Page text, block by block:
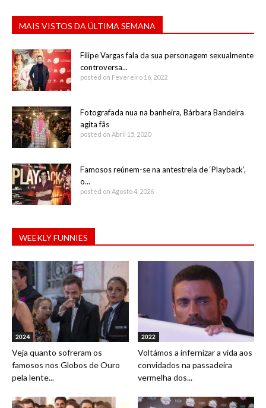
MAIS VISTOS DA ÚLTIMA SEMANA
Filipe Vargas fala da sua personagem sexualmente
controversa...
posted on Fevereiro 16, 2022
Fotografada nua na banheira, Bárbara Bandeira
agita fãs
posted on Abril 15, 2020
Famosos reúnem-se na antestreia de ‘Playback’,
o...
posted on Agosto 4, 2026
WEEKLY FUNNIES
2024
Veja quanto sofreram os
famosos nos Globos de Ouro
pela lente...
2022
Voltámos a infernizar a vida aos
convidados na passadeira
vermelha dos...